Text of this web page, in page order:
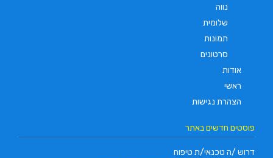
נווה
שלומית
תמונות
סרטונים
אודות
ראשי
הצהרת נגישות
פוסטים חדשים באתר
דרוש /ה טכנאי/ת טיפוח